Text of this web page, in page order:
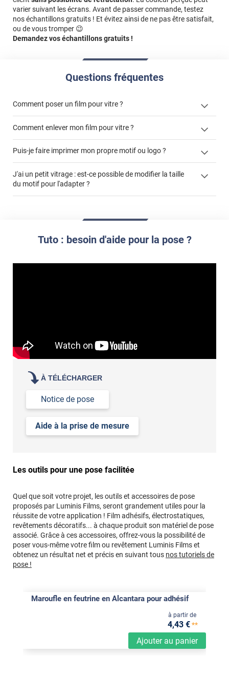
varier suivant les écrans. Avant de passer commande, testez
nos échantillons gratuits ! Et évitez ainsi de ne pas être satisfait,
ou de vous tromper 😉
Demandez vos échantillons gratuits !
Questions fréquentes
Comment poser un film pour vitre ?
cet article
demander un devis de pose
Comment enlever mon film pour vitre ?
enlever et stocker
votre film électrostatique pour vitre
Puis-je faire imprimer mon propre motif ou logo ?
personnaliser
J'ai un petit vitrage : est-ce possible de modifier la taille
du motif pour l'adapter ?
Tuto : besoin d'aide pour la pose ?
À TÉLÉCHARGER
Notice de pose
Aide à la prise de mesure
Les outils pour une pose facilitée
Quel que soit votre projet, les outils et accessoires de pose
proposés par Luminis Films, seront grandement utiles pour la
réussite de votre application ! Film adhésifs, électrostatiques,
revêtements décoratifs... à chaque produit son matériel de pose
associé. Grâce à ces accessoires, offrez-vous la possibilité de
poser vous-même votre film ou revêtement Luminis Films et
obtenez un résultat net et précis en suivant tous nos tutoriels de
pose !
Maroufle en feutrine en Alcantara pour adhésif
Ajouter au panier
à partir de
4,43 €**